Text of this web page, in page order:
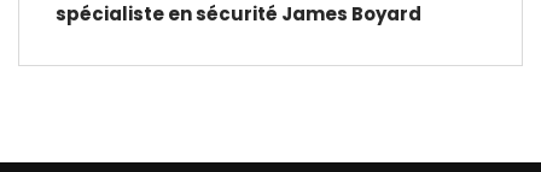
spécialiste en sécurité James Boyard